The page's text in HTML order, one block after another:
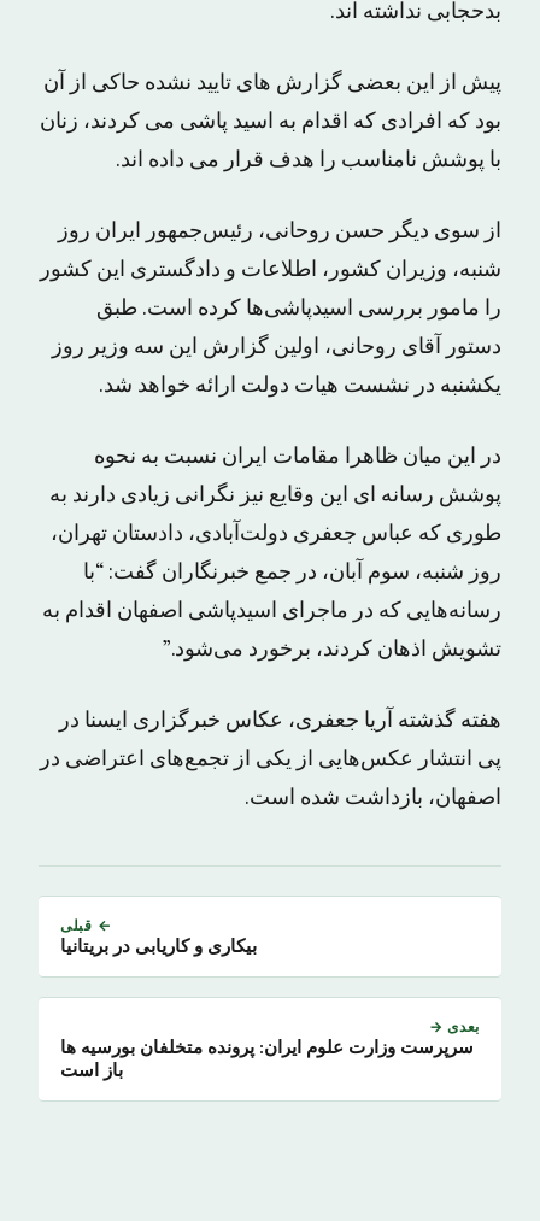
بدحجابی نداشته اند.
پیش از این بعضی گزارش های تایید نشده حاکی از آن
بود که افرادی که اقدام به اسید پاشی می کردند، زنان
با پوشش نامناسب را هدف قرار می داده اند.
از سوی دیگر حسن روحانی، رئیس‌جمهور ایران روز
شنبه، وزیران کشور، اطلاعات و دادگستری این کشور
را مامور بررسی اسیدپاشی‌ها کرده است. طبق
دستور آقای روحانی، اولین گزارش این سه وزیر روز
یکشنبه در نشست هیات دولت ارائه خواهد شد.
در این میان ظاهرا مقامات ایران نسبت به نحوه
پوشش رسانه ای این وقایع نیز نگرانی زیادی دارند به
طوری که عباس جعفری دولت‌آبادی، دادستان تهران،
روز شنبه، سوم آبان، در جمع خبرنگاران گفت: “با
رسانه‌هایی که در ماجرای اسیدپاشی اصفهان اقدام به
تشویش اذهان کردند، برخورد می‌شود.”
هفته گذشته آریا جعفری، عکاس خبرگزاری ایسنا در
پی انتشار عکس‌هایی از یکی از تجمع‌های اعتراضی در
اصفهان، بازداشت شده است.
← قبلی
بیکاری و کاریابی در بریتانیا
بعدی →
سرپرست وزارت علوم ایران: پرونده متخلفان بورسیه ها
باز است